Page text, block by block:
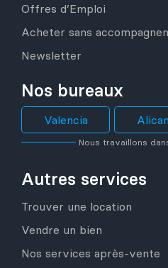
Offres d’Emploi
Acheter sans
Newsletter
Nos bureaux
Valencia
Nous travaillons
Autres services
Trouver une location
Vendre un bien
Nos services après-vente